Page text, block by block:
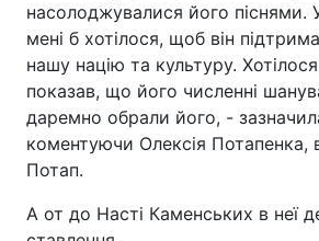
насолоджувалися його піснями.
мені б хотілося, щоб він
нашу націю та культуру.
показав, що його численні
даремно обрали його, -
коментуючи Олексія Потапенка,
Потап.
А от до Насті Каменських в неї